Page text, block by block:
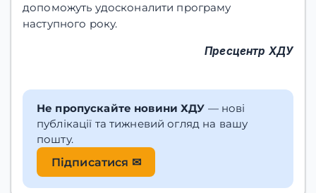
допоможуть удосконалити програму
наступного року.
Пресцентр ХДУ
Не пропускайте новини ХДУ — нові
публікації та тижневий огляд на вашу
пошту.
Підписатися ✉